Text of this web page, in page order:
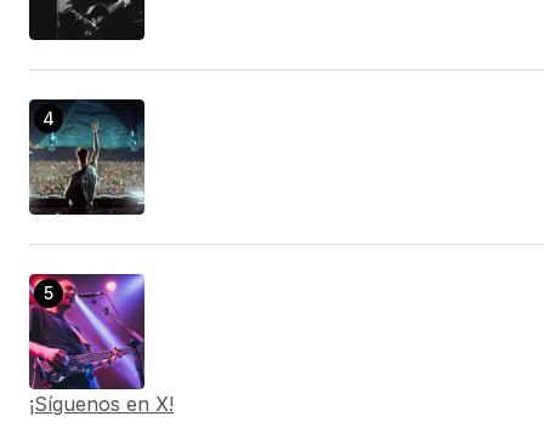
¡Síguenos en X!